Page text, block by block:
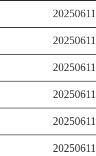
20250611
20250611
20250611
20250611
20250611
20250611